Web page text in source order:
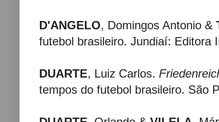
D'ANGELO, Domingos Antonio &
futebol brasileiro. Jundiaí: Editora
DUARTE, Luiz Carlos.
tempos do futebol brasileiro. São